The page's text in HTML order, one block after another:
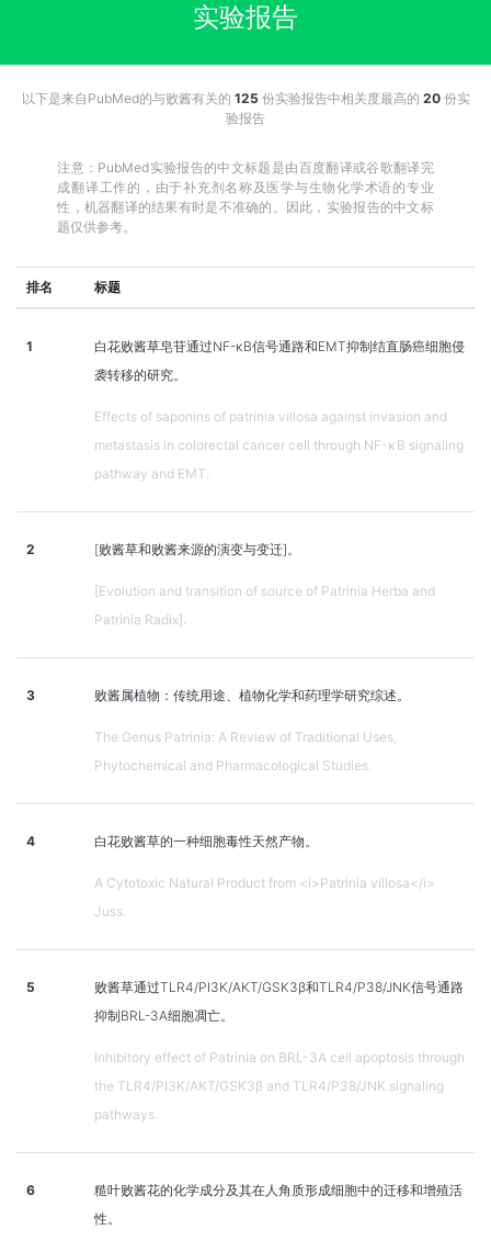
实验报告
以下是来自PubMed的与败酱有关的 125 份实验报告中相关度最高的 20份实
验报告
注意：PubMed实验报告的中文标题是由百度翻译或谷歌翻译完
成翻译工作的，由于补充剂名称及医学与生物化学术语的专业
性，机器翻译的结果有时是不准确的。因此，实验报告的中文标
题仅供参考。
排名 标题
1
白花败酱草皂苷通过NF-κB信号通路和EMT抑制结直肠癌细胞侵
袭转移的研究。
Effects of saponins of patrinia villosa against invasion and
metastasis in colorectal cancer cell through NF-κB signaling
pathway and EMT.
2 [败酱草和败酱来源的演变与变迁]。
[Evolution and transition of source of Patrinia Herba and
Patrinia Radix].
3 败酱属植物：传统用途、植物化学和药理学研究综述。
The Genus Patrinia: A Review of Traditional Uses,
Phytochemical and Pharmacological Studies.
4 白花败酱草的一种细胞毒性天然产物。
A Cytotoxic Natural Product from <i>Patrinia villosa</i>
Juss.
5
败酱草通过TLR4/PI3K/AKT/GSK3β和TLR4/P38/JNK信号通路
抑制BRL-3A细胞凋亡。
Inhibitory effect of Patrinia on BRL-3A cell apoptosis through
the TLR4/PI3K/AKT/GSK3β and TLR4/P38/JNK signaling
pathways.
6
糙叶败酱花的化学成分及其在人角质形成细胞中的迁移和增殖活
性。